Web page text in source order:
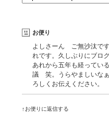
お便り
よしさーん ご無沙汰で
れです。久しぶりにブロ
あれから五年も経ってい
議 笑。うらやましいな
ろしくお伝えください。
↑お便りに返信する